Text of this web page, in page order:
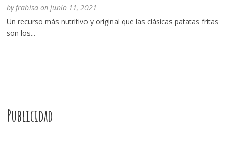
byfrabisa onjunio 11, 2021
Un recurso más nutritivo y original que las clásicas patatas fritas
son los...
Publicidad